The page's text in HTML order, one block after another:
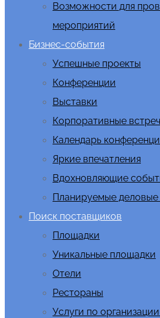
Возможности для
мероприятий
Бизнес-события
Успешные проекты
Конференции
Выставки
Корпоративные
Календарь
Яркие впечатления
Вдохновляющие
Планируемые
Поиск поставщиков
Площадки
Уникальные площадки
Отели
Рестораны
Услуги по